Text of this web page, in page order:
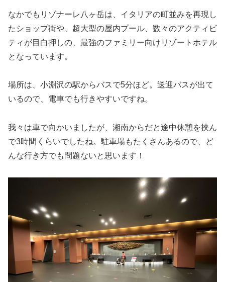
なかでもリゾナーレ八ヶ岳は、イタリアの町並みを再現し
たショップ街や、超大型の屋内プール、数々のアクティビ
ティが目白押しの、最強のファミリー向けリゾートホテル
となっています。
場所は、小淵沢の駅からバスで5分ほど。送迎バスが出て
いるので、電車でも行きやすいですね。
我々は車で向かいましたが、湘南からだと途中休憩を挟ん
で3時間くらいでしたね。駐車場もたくさんあるので、ど
んな行き方でも問題ないと思います！